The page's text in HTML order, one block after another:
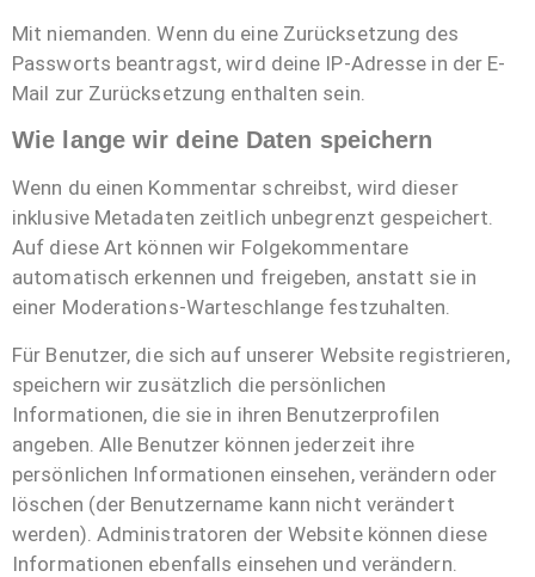
Mit niemanden. Wenn du eine Zurücksetzung des
Passworts beantragst, wird deine IP-Adresse in der E-
Mail zur Zurücksetzung enthalten sein.
Wie lange wir deine Daten speichern
Wenn du einen Kommentar schreibst, wird dieser
inklusive Metadaten zeitlich unbegrenzt gespeichert.
Auf diese Art können wir Folgekommentare
automatisch erkennen und freigeben, anstatt sie in
einer Moderations-Warteschlange festzuhalten.
Für Benutzer, die sich auf unserer Website registrieren,
speichern wir zusätzlich die persönlichen
Informationen, die sie in ihren Benutzerprofilen
angeben. Alle Benutzer können jederzeit ihre
persönlichen Informationen einsehen, verändern oder
löschen (der Benutzername kann nicht verändert
werden). Administratoren der Website können diese
Informationen ebenfalls einsehen und verändern.